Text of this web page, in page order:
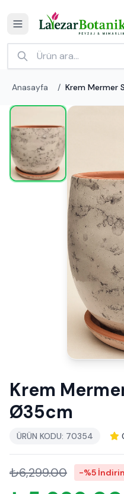
Anasayfa / Krem Mermer
Krem
Ø35cm
ÜRÜN KODU: 70354
₺6,299.00 -%5